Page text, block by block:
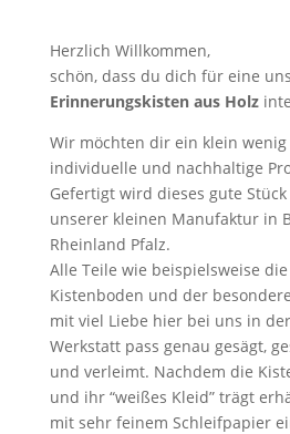
Herzlich Willkommen,
schön, dass du dich für eine
Erinnerungskisten aus Holz
Wir möchten dir ein klein
individuelle und nachhaltige
Gefertigt wird dieses gute
unserer kleinen Manufaktur in
Rheinland Pfalz.
Alle Teile wie beispielsweise
Kistenboden und der
mit viel Liebe hier bei uns in
Werkstatt pass genau gesägt,
und verleimt. Nachdem die
und ihr “weißes Kleid” trägt
mit sehr feinem Schleifpapier